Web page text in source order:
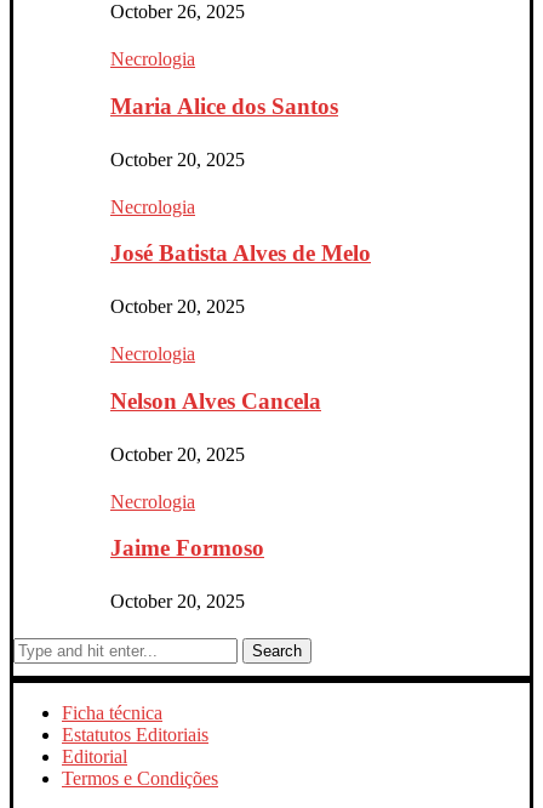
October 26, 2025
Necrologia
Maria Alice dos Santos
October 20, 2025
Necrologia
José Batista Alves de Melo
October 20, 2025
Necrologia
Nelson Alves Cancela
October 20, 2025
Necrologia
Jaime Formoso
October 20, 2025
Search
Ficha técnica
Estatutos Editoriais
Editorial
Termos e Condições